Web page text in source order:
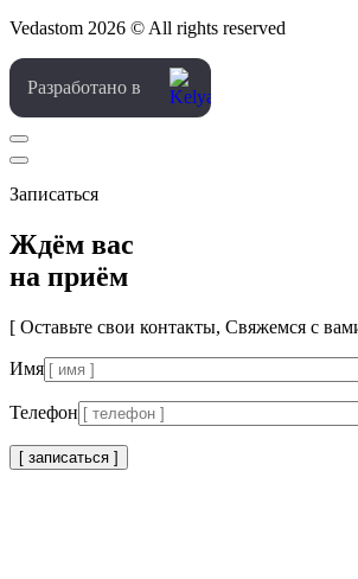
Vedastom 2026 © All rights reserved
Разработано в
Записаться
Ждём вас
на приём
[ Оставьте свои контакты, Свяжемся с
Имя
Телефон